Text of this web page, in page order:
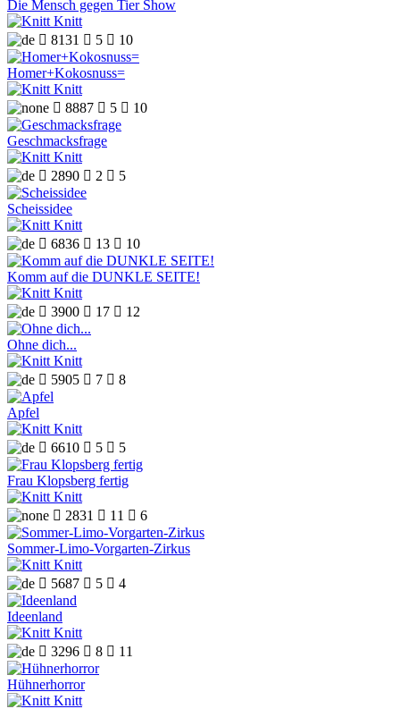
Die Mensch gegen Tier Show
Knitt
 8131  5  10
Homer+Kokosnuss=
Knitt
 8887  5  10
Geschmacksfrage
Knitt
 2890  2  5
Scheissidee
Knitt
 6836  13  10
Komm auf die DUNKLE SEITE!
Knitt
 3900  17  12
Ohne dich...
Knitt
 5905  7  8
Apfel
Knitt
 6610  5  5
Frau Klopsberg fertig
Knitt
 2831  11  6
Sommer-Limo-Vorgarten-Zirkus
Knitt
 5687  5  4
Ideenland
Knitt
 3296  8  11
Hühnerhorror
Knitt